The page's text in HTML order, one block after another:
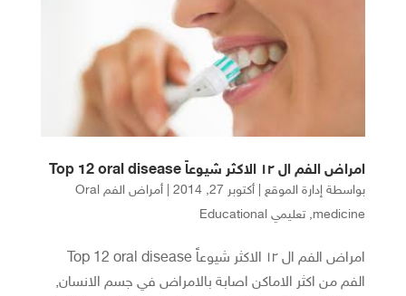
امراض الفم ال ١٢ الاكثر شيوعاً Top 12 oral disease
بواسطة إدارة الموقع| أكتوبر 27, 2014 |
أمراض الفم Oral
medicine
, تعليمي Educational
امراض الفم ال ١٢ الاكثر شيوعاً Top 12 oral disease
الفم من اكثر الاماكن اصابة بالامراض في جسم الانسان,